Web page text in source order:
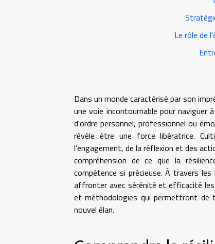
Le rôle de
Dans un monde caractérisé par son
une voie incontournable pour
d'ordre personnel, professionnel ou
révèle être une force libératrice.
l'engagement, de la réflexion et des
compréhension de ce que la
compétence si précieuse. À travers
affronter avec sérénité et efficacité les
et méthodologies qui permettront de
nouvel élan.